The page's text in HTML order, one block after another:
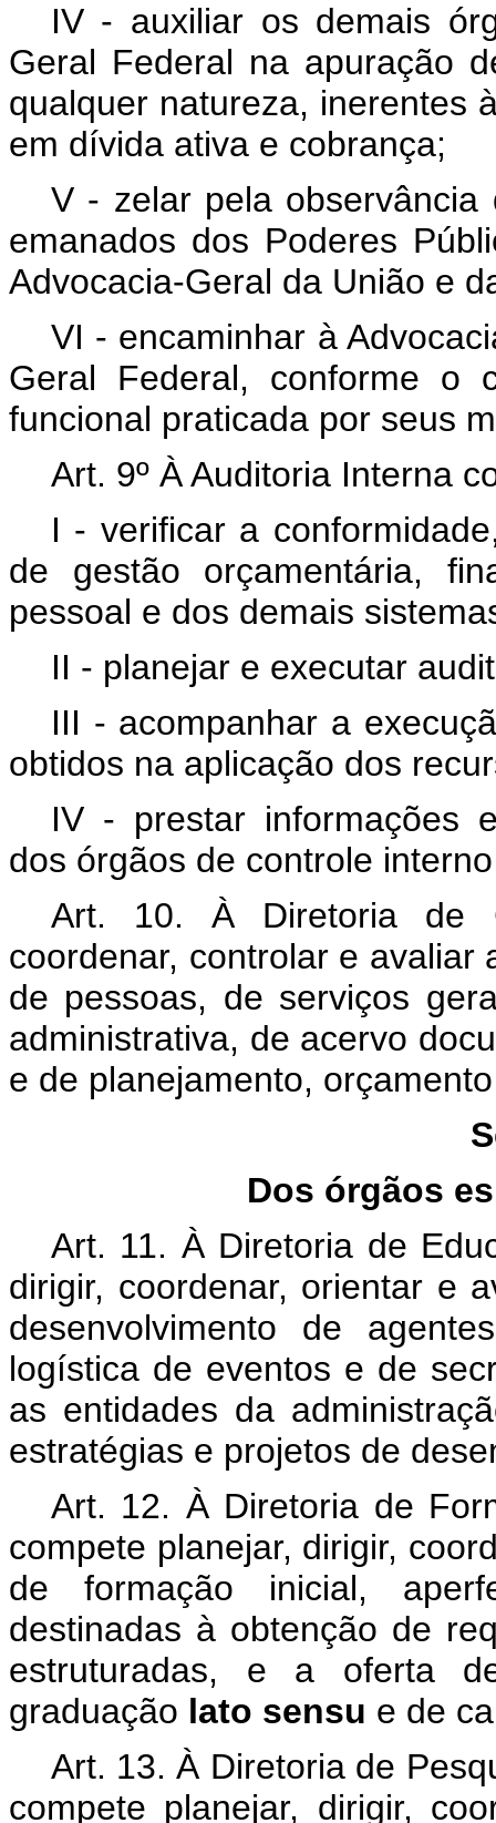
IV - auxiliar os demais
Geral Federal na apuração
qualquer natureza, inerentes
em dívida ativa e cobrança;
V - zelar pela
emanados dos Poderes
Advocacia-Geral da União e
VI - encaminhar à
Geral Federal, conforme o
funcional praticada por seus
Art. 9º À Auditoria Interna
I - verificar a
de gestão orçamentária,
pessoal e dos demais
II - planejar e executar
III - acompanhar a
obtidos na aplicação dos
IV - prestar informações
dos órgãos de controle
Art. 10. À Diretoria de
coordenar, controlar e avaliar
de pessoas, de serviços
administrativa, de acervo
e de planejamento,
Dos órgãos
Art. 11. À Diretoria de
dirigir, coordenar, orientar e
desenvolvimento de
logística de eventos e de
as entidades da
estratégias e projetos de
Art. 12. À Diretoria de
compete planejar, dirigir,
de formação inicial,
destinadas à obtenção de
estruturadas, e a oferta
graduação lato sensu e de
Art. 13. À Diretoria de
compete planejar, dirigir,